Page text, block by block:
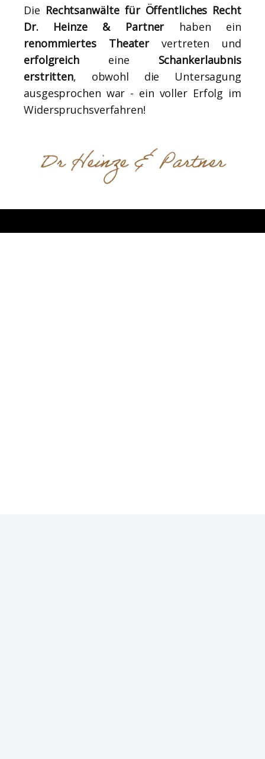
Die Rechtsanwälte für Öffentliches Recht
Dr. Heinze & Partnerhaben ein
renommiertes Theatervertreten und
erfolgreicheine Schankerlaubnis
erstritten, obwohl die Untersagung
ausgesprochen war - ein voller Erfolg im
Widerspruchsverfahren!